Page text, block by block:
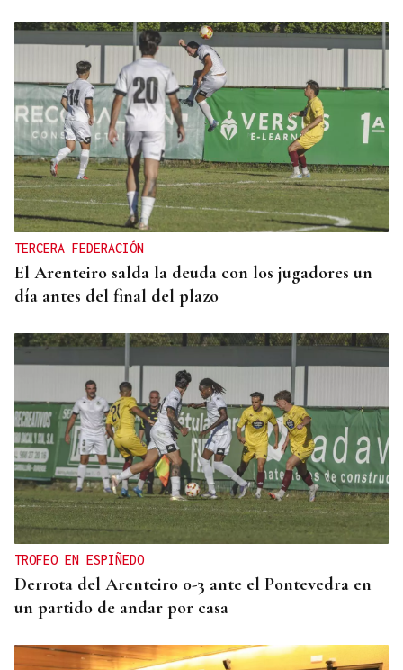
TERCERA FEDERACIÓN
El Arenteiro salda la deuda con los jugadores un
día antes del final del plazo
TROFEO EN ESPIÑEDO
Derrota del Arenteiro 0-3 ante el Pontevedra en
un partido de andar por casa